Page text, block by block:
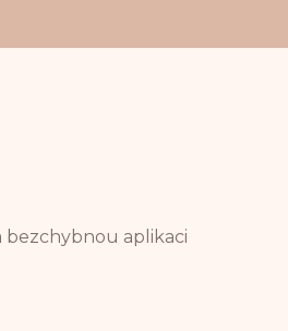
bezchybnou aplikaci